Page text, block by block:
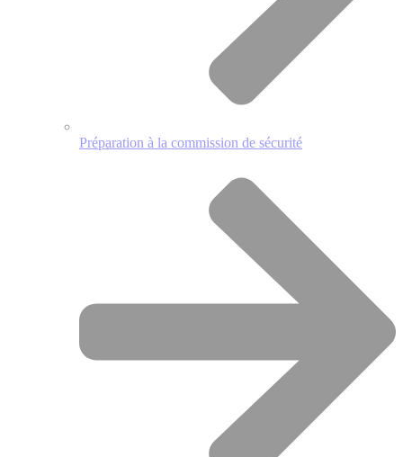
Préparation à la commission de sécurité